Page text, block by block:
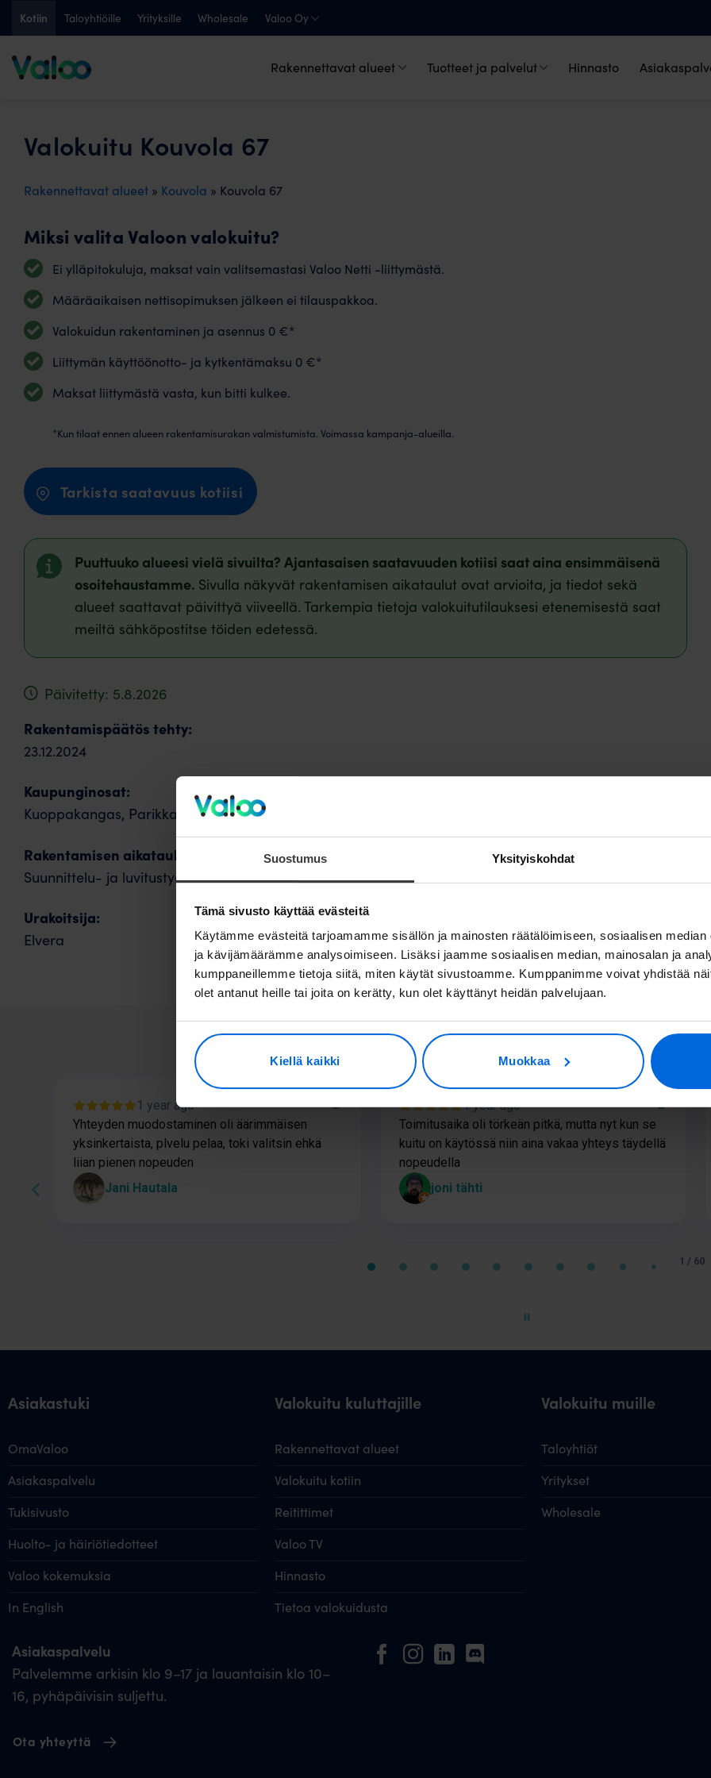
Suostumus Yksityiskohdat
Tämä sivusto käyttää evästeitä
Käytämme evästeitä tarjoamamme sisällön ja mainosten räätälöimiseen, sosiaalisen
ja kävijämäärämme analysoimiseen. Lisäksi jaamme sosiaalisen median, mainosalan ja
kumppaneillemme tietoja siitä, miten käytät sivustoamme. Kumppanimme voivat yhdistää
olet antanut heille tai joita on kerätty, kun olet käyttänyt heidän palvelujaan.
Kiellä kaikki Muokkaa
Kotiin Taloyhtiöille Yrityksille Wholesale Valoo Oy
Rakennettavat alueet Tuotteet ja palvelut Hinnasto
Valokuitu Kouvola 67
Rakennettavat alueet » Kouvola » Kouvola 67
Miksi valita Valoon valokuitu?
Ei ylläpitokuluja, maksat vain valitsemastasi Valoo Netti -liittymästä.
Määräaikaisen nettisopimuksen jälkeen ei tilauspakkoa.
Valokuidun rakentaminen ja asennus 0 €*
Liittymän käyttöönotto- ja kytkentämaksu 0 €*
Maksat liittymästä vasta, kun bitti kulkee.
*Kun tilaat ennen alueen rakentamisurakan valmistumista. Voimassa kampanja-alueilla.
Tarkista saatavuus kotiisi
Puuttuuko alueesi vielä sivuilta? Ajantasaisen saatavuuden kotiisi saat aina ensimmäisenä
osoitehaustamme. Sivulla näkyvät rakentamisen aikataulut ovat arvioita, ja tiedot sekä
alueet saattavat päivittyä viiveellä. Tarkempia tietoja valokuitutilauksesi etenemisestä saat
meiltä sähköpostitse töiden edetessä.
Päivitetty: 5.8.2026
Rakentamispäätös tehty:
23.12.2024
Kaupunginosat:
Kuoppakangas, Parikka, Pikkusuo, Huoppi
Rakentamisen aikatauluarviot:
Suunnittelu- ja luvitustyöt käynnissä: 04/2026
Urakoitsija:
Elvera
Tätä asiakkaamme meistä
1 year ago
Yhteyden muodostaminen oli äärimmäisen
yksinkertaista, plvelu pelaa, toki valitsin ehkä
liian pienen nopeuden
Jani Hautala
1 year ago
Toimitusaika oli törkeän pitkä, mutta nyt kun se
kuitu on käytössä niin aina vakaa yhteys täydellä
nopeudella
joni tähti
1 / 60
Asiakastuki
OmaValoo
Asiakaspalvelu
Tukisivusto
Huolto- ja häiriötiedotteet
Valoo kokemuksia
In English
Valokuitu kuluttajille
Rakennettavat alueet
Valokuitu kotiin
Reitittimet
Valoo TV
Hinnasto
Tietoa valokuidusta
Valokuitu muille
Taloyhtiöt
Yritykset
Wholesale
Asiakaspalvelu
Palvelemme arkisin klo 9–17 ja lauantaisin klo 10–
16, pyhäpäivisin suljettu.
Ota yhteyttä